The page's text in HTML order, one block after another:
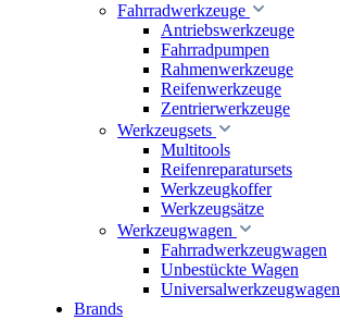
Fahrradwerkzeuge
Antriebswerkzeuge
Fahrradpumpen
Rahmenwerkzeuge
Reifenwerkzeuge
Zentrierwerkzeuge
Werkzeugsets
Multitools
Reifenreparatursets
Werkzeugkoffer
Werkzeugsätze
Werkzeugwagen
Fahrradwerkzeugwagen
Unbestückte Wagen
Universalwerkzeugwagen
Brands